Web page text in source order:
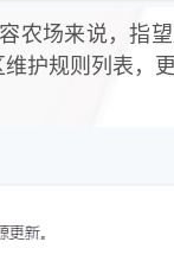
农场来说，指
护规则列表，